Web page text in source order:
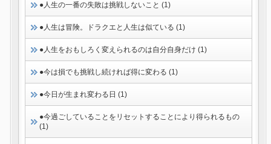
●人生の一番の失敗は挑戦しないこと (1)
●人生は冒険。ドラクエと人生は似ている (1)
●人生をおもしろく変えられるのは自分自身だけ (1)
●今は損でも挑戦し続ければ得に変わる (1)
●今日が生まれ変わる日 (1)
●今過ごしていることをリセットすることにより得られるもの
(1)